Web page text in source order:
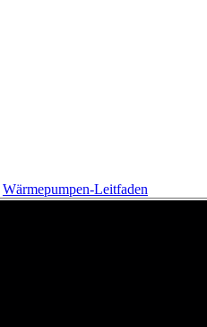
Wärmepumpen-Leitfaden